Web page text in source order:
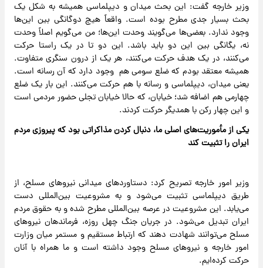
وزیر خارجه گفت: این بحث میدان و دیپلماسی همیشه به شکل یک
بحث بسیار جدی مطرح بوده است. واقعاً هیچ دوگانگی بین این‌ها
وجود ندارد. بعضی‌ها می‌گویند وحدت این‌ها؛ من می‌گویم اصلاً وحدت
نه، یگانگی بین این دو باید باشد. این دو تا در یک راستا حرکت
می‌کنند، در یک هدف حرکت می‌کنند، هر یک از درون سنگری متفاوت.
همیشه معتقد بودم که ضلع سومی هم وجود دارد که آن رسانه است.
یعنی میدان، دیپلماسی و رسانه با هم حرکت می‌کنند. این بار یک ضلع
چهارمی هم اضافه شد؛ خیابان، که حالا خیابان تجلی حضور مردمی است
و این چهار رکن با همدیگر حرکت کردند.
یکی از مأموریت‌های اصلی ما، دنبال کردن مذاکراتی بود که پیروزی مردم
ایران را تثبیت کند
وزیر امور خارجه تصریح کرد: دستاوردهای میدانی نیروهای مسلح، از
طریق دیپلماسی تثبیت می‌شود و به مشروعیت بین‌المللی دست
می‌یابد. این مشروعیت در عرصه بین‌المللی مطرح شده و به حقوق مردم
ایران تبدیل می‌شود. در جریان جنگ چهل روزه، فرماندهان نیروهای
مسلح می‌توانند شهادت دهند که ارتباط مستقیم و مستمر میان وزارت
امور خارجه و نیروهای مسلح وجود داشته است و ما همراه با آنان
حرکت کرده‌ایم.